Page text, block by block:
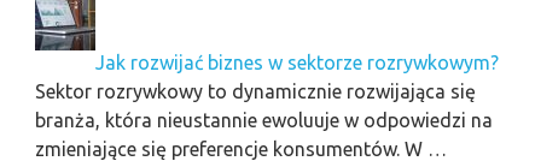
Jak rozwijać biznes w sektorze rozrywkowym?
Sektor rozrywkowy to dynamicznie rozwijająca się
branża, która nieustannie ewoluuje w odpowiedzi na
zmieniające się preferencje konsumentów. W …